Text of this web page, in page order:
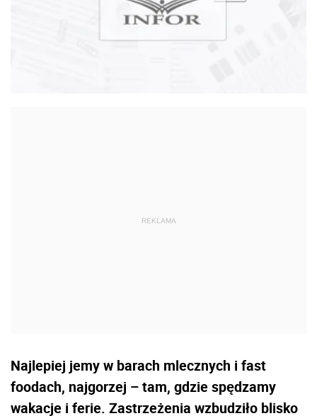
Najlepiej jemy w barach mlecznych i fast
foodach, najgorzej – tam, gdzie spędzamy
wakacje i ferie. Zastrzeżenia wzbudziło blisko